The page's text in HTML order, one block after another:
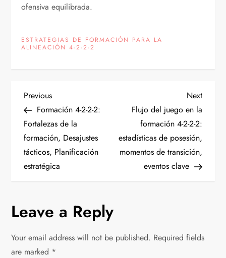
ofensiva equilibrada.
ESTRATEGIAS DE FORMACIÓN PARA LA
ALINEACIÓN 4-2-2-2
P
o
s
t
a
v
Previous
Post
Previous
Formación 4-2-2-2:
Fortalezas de la
formación, Desajustes
tácticos, Planificación
estratégica
Next
Post
Next
Flujo del juego en la
formación 4-2-2-2:
estadísticas de posesión,
momentos de transición,
eventos clave
Leave a Reply
Your email address will not be published. Required fields
are marked *